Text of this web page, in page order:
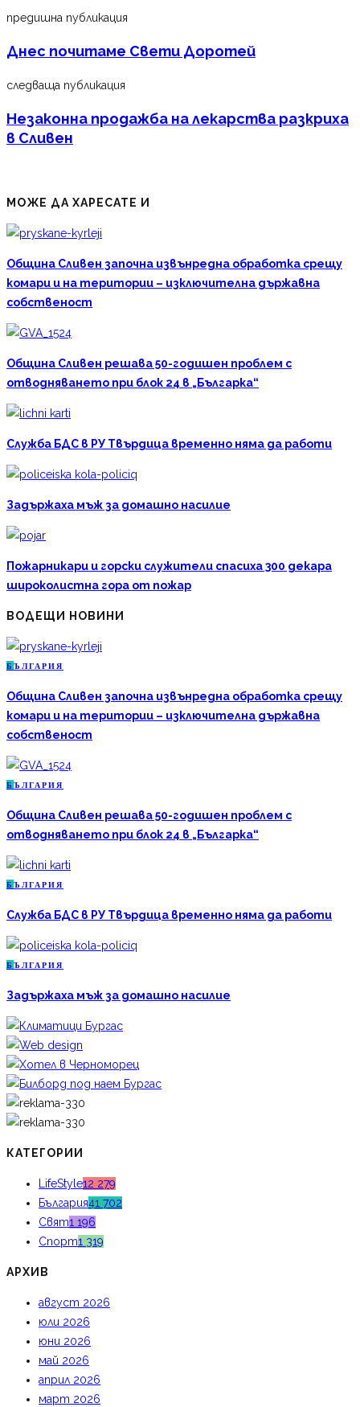
предишна публикация
Днес почитаме Свети Доротей
следваща публикация
Незаконна продажба на лекарства разкриха
в Сливен
МОЖЕ ДА ХАРЕСАТЕ И
Община Сливен започна извънредна обработка срещу
комари и на територии – изключителна държавна
собственост
Община Сливен решава 50-годишен проблем с
отводняването при блок 24 в „Българка“
Служба БДС в РУ Твърдица временно няма да работи
Задържаха мъж за домашно насилие
Пожарникари и горски служители спасиха 300 декара
широколистна гора от пожар
ВОДЕЩИ НОВИНИ
Б ЪЛГАРИЯ
Община Сливен започна извънредна обработка срещу
комари и на територии – изключителна държавна
собственост
Б ЪЛГАРИЯ
Община Сливен решава 50-годишен проблем с
отводняването при блок 24 в „Българка“
Б ЪЛГАРИЯ
Служба БДС в РУ Твърдица временно няма да работи
Б ЪЛГАРИЯ
Задържаха мъж за домашно насилие
КАТЕГОРИИ
LifeStyle12 279
България41 702
Свят1 196
Спорт1 319
АРХИВ
август 2026
юли 2026
юни 2026
май 2026
април 2026
март 2026